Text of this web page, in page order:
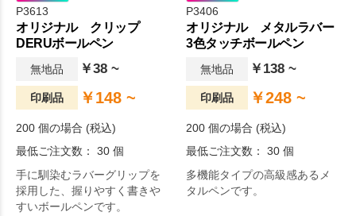
P3613
オリジナル クリップ
DERUボールペン
無地品 ￥38 ~
印刷品 ￥148 ~
200 個の場合 (税込)
最低ご注文数： 30 個
手に馴染むラバーグリップを
採用した、握りやすく書きや
すいボールペンです。
P3406
オリジナル メタルラバー
3色タッチボールペン
無地品 ￥138 ~
印刷品 ￥248 ~
200 個の場合 (税込)
最低ご注文数： 30 個
多機能タイプの高級感あるメ
タルペンです。